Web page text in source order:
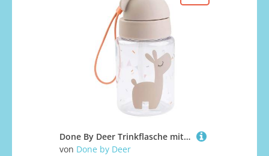
Done By Deer Trinkflasche mit Strohhalm Tiny Farm 280 ml
von Done by Deer